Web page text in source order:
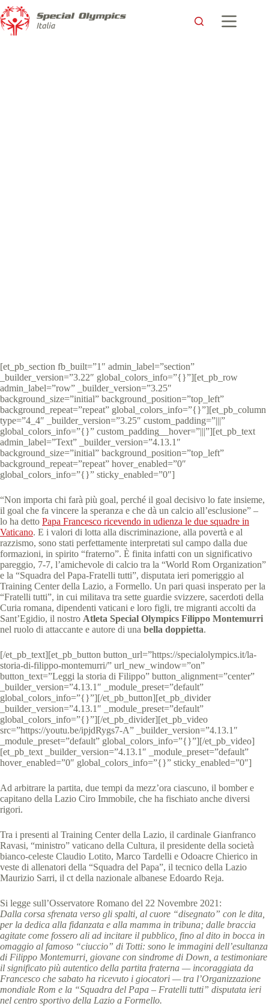
[et_pb_section fb_built=”1″ admin_label=”section”
_builder_version=”3.22″ global_colors_info=”{}”][et_pb_row
admin_label=”row” _builder_version=”3.25″
background_size=”initial” background_position=”top_left”
background_repeat=”repeat” global_colors_info=”{}”][et_pb_column
type=”4_4″ _builder_version=”3.25″ custom_padding=”|||”
global_colors_info=”{}” custom_padding__hover=”|||”][et_pb_text
admin_label=”Text” _builder_version=”4.13.1″
background_size=”initial” background_position=”top_left”
background_repeat=”repeat” hover_enabled=”0″
global_colors_info=”{}” sticky_enabled=”0″]
“Non importa chi farà più goal, perché il goal decisivo lo fate insieme,
il goal che fa vincere la speranza e che dà un calcio all’esclusione” –
lo ha detto Papa Francesco ricevendo in udienza le due squadre in
Vaticano. E i valori di lotta alla discriminazione, alla povertà e al
razzismo, sono stati perfettamente interpretati sul campo dalla due
formazioni, in spirito “fraterno”. È finita infatti con un significativo
pareggio, 7-7, l’amichevole di calcio tra la “World Rom Organization”
e la “Squadra del Papa-Fratelli tutti”, disputata ieri pomeriggio al
Training Center della Lazio, a Formello. Un pari quasi insperato per la
“Fratelli tutti”, in cui militava tra sette guardie svizzere, sacerdoti della
Curia romana, dipendenti vaticani e loro figli, tre migranti accolti da
Sant’Egidio, il nostro Atleta Special Olympics Filippo Montemurri
nel ruolo di attaccante e autore di una bella doppietta.
[/et_pb_text][et_pb_button button_url=”https://specialolympics.it/la-
storia-di-filippo-montemurri/” url_new_window=”on”
button_text=”Leggi la storia di Filippo” button_alignment=”center”
_builder_version=”4.13.1″ _module_preset=”default”
global_colors_info=”{}”][/et_pb_button][et_pb_divider
_builder_version=”4.13.1″ _module_preset=”default”
global_colors_info=”{}”][/et_pb_divider][et_pb_video
src=”https://youtu.be/ipjdRygs7-A” _builder_version=”4.13.1″
_module_preset=”default” global_colors_info=”{}”][/et_pb_video]
[et_pb_text _builder_version=”4.13.1″ _module_preset=”default”
hover_enabled=”0″ global_colors_info=”{}” sticky_enabled=”0″]
Ad arbitrare la partita, due tempi da mezz’ora ciascuno, il bomber e
capitano della Lazio Ciro Immobile, che ha fischiato anche diversi
rigori.
Tra i presenti al Training Center della Lazio, il cardinale Gianfranco
Ravasi, “ministro” vaticano della Cultura, il presidente della società
bianco-celeste Claudio Lotito, Marco Tardelli e Odoacre Chierico in
veste di allenatori della “Squadra del Papa”, il tecnico della Lazio
Maurizio Sarri, il ct della nazionale albanese Edoardo Reja.
Si legge sull’Osservatore Romano del 22 Novembre 2021:
Dalla corsa sfrenata verso gli spalti, al cuore “disegnato” con le dita,
per la dedica alla fidanzata e alla mamma in tribuna; dalle braccia
agitate come fossero ali ad incitare il pubblico, fino al dito in bocca in
omaggio al famoso “ciuccio” di Totti: sono le immagini dell’esultanza
di Filippo Montemurri, giovane con sindrome di Down, a testimoniare
il significato più autentico della partita fraterna — incoraggiata da
Francesco che sabato ha ricevuto i giocatori — tra l’Organizzazione
mondiale Rom e la “Squadra del Papa – Fratelli tutti” disputata ieri
nel centro sportivo della Lazio a Formello.